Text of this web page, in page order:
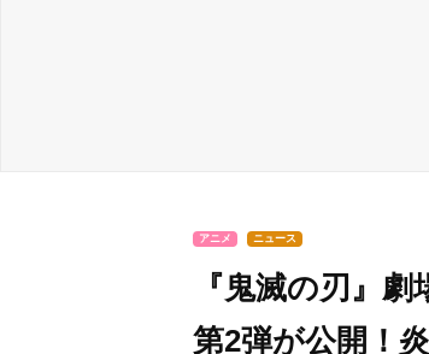
アニメ ニュース
『鬼滅の刃』
第2弾が公開！